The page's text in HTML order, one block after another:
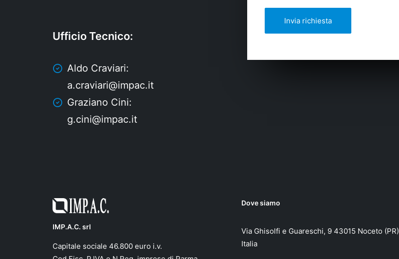
Ufficio Tecnico:
Aldo Craviari:
a.craviari@impac.it
Graziano Cini:
g.cini@impac.it
IMP.A.C. srl
Capitale sociale 46.800 euro i.v.
Dove siamo
Via Ghisolfi e Guareschi, 9 43015 Noceto (PR)
Italia